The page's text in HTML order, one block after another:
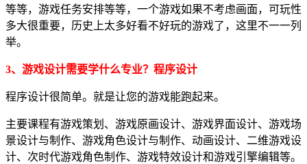
等等，游戏任务安排等等，一个游戏如果不考虑画面，可玩性
多大很重要，历史上太多好看不好玩的游戏了，这里不一一列
举。
3、游戏设计需要学什么专业？程序设计
程序设计很简单。就是让您的游戏能跑起来。
主要课程有游戏策划、游戏原画设计、游戏界面设计、游戏场
景设计与制作、游戏角色设计与制作、动画设计、二维游戏设
计、次时代游戏角色制作、游戏特效设计和游戏引擎编辑等。